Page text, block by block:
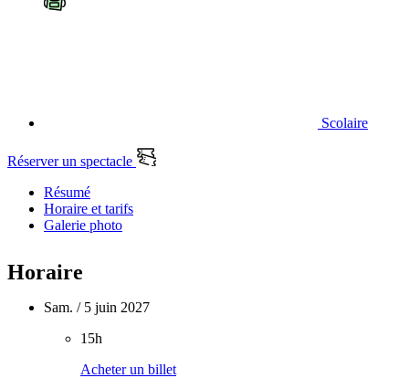
Scolaire
Réserver un spectacle
Résumé
Horaire et tarifs
Galerie photo
Horaire
Sam. / 5 juin 2027
15h
Acheter un billet